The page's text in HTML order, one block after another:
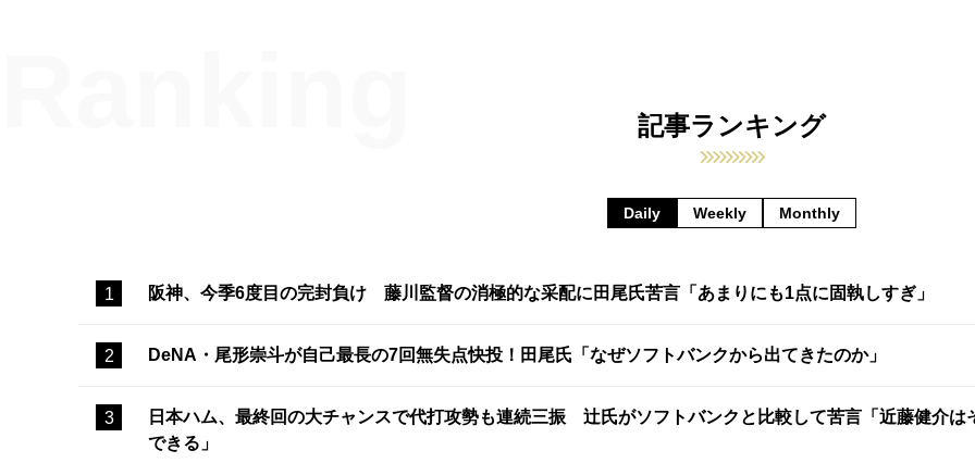
記事ランキング
Daily Weekly Monthly
阪神、今季6度目の完封負け 藤川監督の消極的な采配に田尾氏苦言「あまりにも1点に固執しすぎ」
DeNA・尾形崇斗が自己最長の7回無失点快投！田尾氏「なぜソフトバンクから出てきたのか」
日本ハム、最終回の大チャンスで代打攻勢も連続三振 辻氏がソフトバンクと比較して苦言「近藤健介
できる」